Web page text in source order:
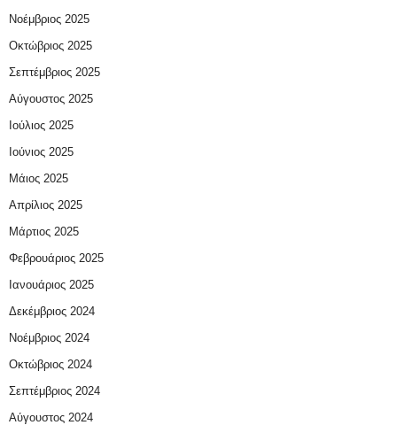
Νοέμβριος 2025
Οκτώβριος 2025
Σεπτέμβριος 2025
Αύγουστος 2025
Ιούλιος 2025
Ιούνιος 2025
Μάιος 2025
Απρίλιος 2025
Μάρτιος 2025
Φεβρουάριος 2025
Ιανουάριος 2025
Δεκέμβριος 2024
Νοέμβριος 2024
Οκτώβριος 2024
Σεπτέμβριος 2024
Αύγουστος 2024